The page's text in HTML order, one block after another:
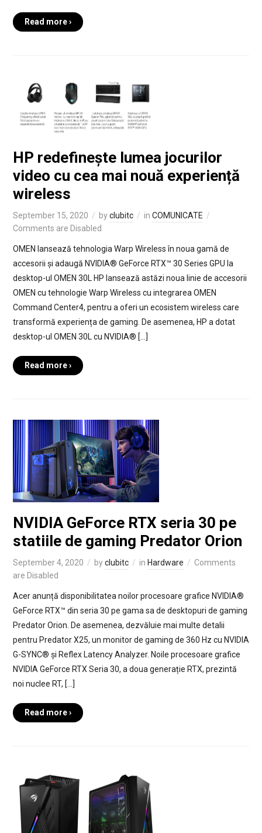
Read more ›
HP redefinește lumea jocurilor
video cu cea mai nouă experiență
wireless
September 15, 2020 byclubitc in COMUNICATE
Comments are Disabled
OMEN lansează tehnologia Warp Wireless în noua gamă de
accesorii și adaugă NVIDIA® GeForce RTX™ 30 Series GPU la
desktop-ul OMEN 30L HP lansează astăzi noua linie de accesorii
OMEN cu tehnologie Warp Wireless cu integrarea OMEN
Command Center4, pentru a oferi un ecosistem wireless care
transformă experiența de gaming. De asemenea, HP a dotat
desktop-ul OMEN 30L cu NVIDIA® […]
Read more ›
NVIDIA GeForce RTX seria 30 pe
statiile de gaming Predator Orion
September 4, 2020 byclubitc in Hardware
Comments
are Disabled
Acer anunță disponibilitatea noilor procesoare grafice NVIDIA®
GeForce RTX™ din seria 30 pe gama sa de desktopuri de gaming
Predator Orion. De asemenea, dezvăluie mai multe detalii
pentru Predator X25, un monitor de gaming de 360 Hz cu NVIDIA
G-SYNC® și Reflex Latency Analyzer. Noile procesoare grafice
NVIDIA GeForce RTX Seria 30, a doua generație RTX, prezintă
noi nuclee RT, […]
Read more ›